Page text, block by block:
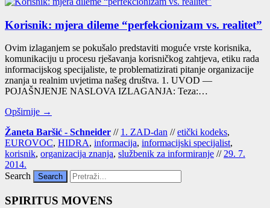
Korisnik: mjera dileme “perfekcionizam vs. realitet”
Ovim izla­ga­njem se poku­ša­lo pred­sta­vi­ti mogu­će vrste koris­ni­ka,
komu­ni­ka­ci­ju u pro­ce­su rje­ša­va­nja koris­nič­kog zah­tje­va, eti­ku rada
infor­ma­cij­skog spe­ci­ja­lis­te, te pro­ble­ma­ti­zi­ra­ti pita­nje orga­ni­za­ci­je
zna­nja u real­nim uvje­ti­ma našeg druš­tva. 1. UVOD —
POJAŠNJENJE NASLOVA IZLAGANJA: Teza:…
Opširnije →
Žaneta Baršić - Schneider // 1. ZAD-dan // etički kodeks,
EUROVOC, HIDRA, informacija, informacijski specijalist,
korisnik, organizacija znanja, službenik za informiranje // 29. 7.
2014.
Search
SPIRITUS MOVENS